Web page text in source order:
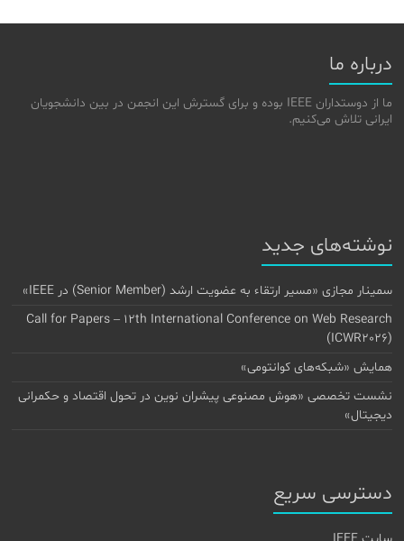
درباره ما
ما از دوستداران IEEE بوده و برای گسترش این انجمن در بین دانشجویان
ایرانی تلاش می‌کنیم.
نوشته‌های جدید
سمینار مجازی «مسیر ارتقاء به عضویت ارشد (Senior Member) در IEEE»
Call for Papers – 12th International Conference on Web Research
(ICWR2026)
همایش «شبکه‌های کوانتومی»
نشست تخصصی «هوش مصنوعی پیشران نوین در تحول اقتصاد و حکمرانی
دیجیتال»
دسترسی سریع